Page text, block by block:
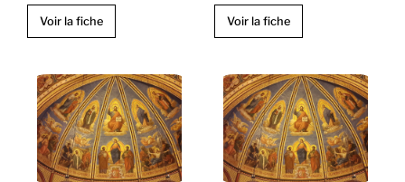
Voir la fiche Voir la fiche